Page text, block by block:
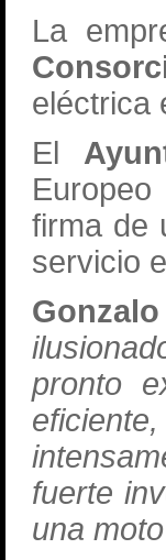
La
eléctrica
El
Europeo
firma de
servicio
pronto
fuerte
una